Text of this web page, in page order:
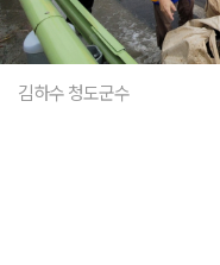
김하수 청도군수